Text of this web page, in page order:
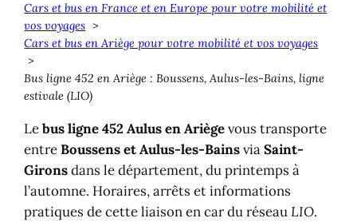
Cars et bus en France et en Europe pour votre mobilité et
vos voyages
Cars et bus en Ariège pour votre mobilité et vos voyages
Bus ligne 452 en Ariège : Boussens, Aulus-les-Bains, ligne
estivale (LIO)
Lebus ligne 452 Aulus en Ariègevous transporte
entreBoussenset Aulus-les-BainsviaSaint-
Gironsdans le département, du printemps à
l’automne. Horaires, arrêts et informations
pratiques de cette liaison en car du réseauLIO.